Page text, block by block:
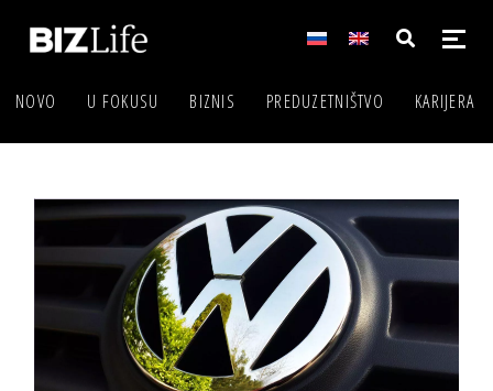
NOVO U FOKUSU BIZNIS PREDUZETNIŠTVO KARIJERA